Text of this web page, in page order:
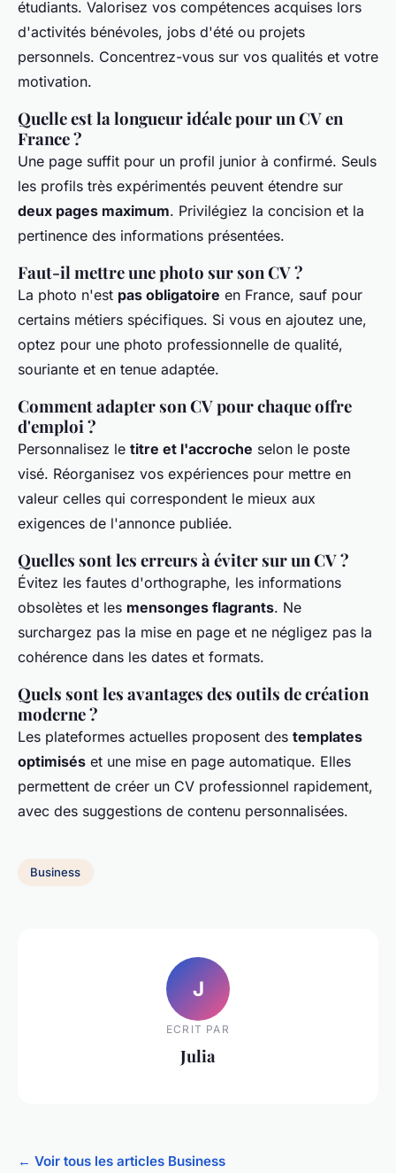
étudiants. Valorisez vos compétences acquises lors
d'activités bénévoles, jobs d'été ou projets
personnels. Concentrez-vous sur vos qualités et votre
motivation.
Quelle est la longueur idéale pour un CV en
France ?
Une page suffit pour un profil junior à confirmé. Seuls
les profils très expérimentés peuvent étendre sur
deux pages maximum. Privilégiez la concision et la
pertinence des informations présentées.
Faut-il mettre une photo sur son CV ?
La photo n'est pas obligatoire en France, sauf pour
certains métiers spécifiques. Si vous en ajoutez une,
optez pour une photo professionnelle de qualité,
souriante et en tenue adaptée.
Comment adapter son CV pour chaque offre
d'emploi ?
Personnalisez le titre et l'accroche selon le poste
visé. Réorganisez vos expériences pour mettre en
valeur celles qui correspondent le mieux aux
exigences de l'annonce publiée.
Quelles sont les erreurs à éviter sur un CV ?
Évitez les fautes d'orthographe, les informations
obsolètes et les mensonges flagrants. Ne
surchargez pas la mise en page et ne négligez pas la
cohérence dans les dates et formats.
Quels sont les avantages des outils de création
moderne ?
Les plateformes actuelles proposent des templates
optimisés et une mise en page automatique. Elles
permettent de créer un CV professionnel rapidement,
avec des suggestions de contenu personnalisées.
Business
J
ECRIT PAR
Julia
← Voir tous les articles Business